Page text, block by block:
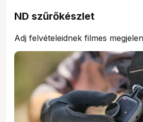
ND szűrőkészlet
Adj felvételeidnek filmes